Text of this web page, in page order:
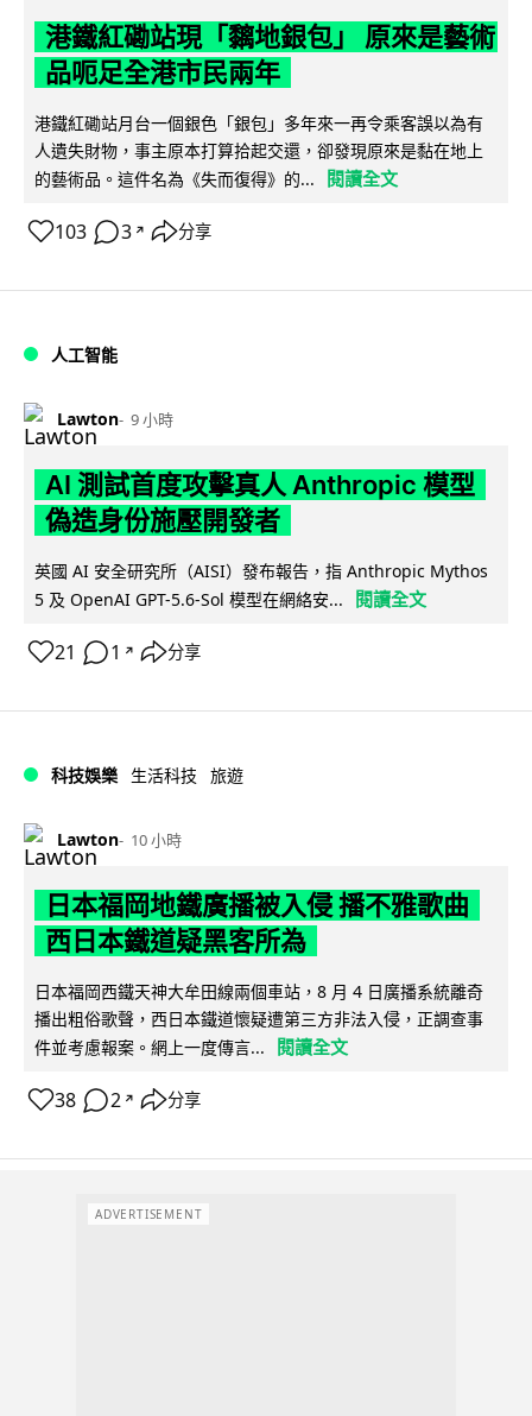
港鐵紅磡站現「黐地銀包」 原來是藝術
品呃足全港市民兩年
港鐵紅磡站月台一個銀色「銀包」多年來一再令乘客誤以為有
人遺失財物，事主原本打算拾起交還，卻發現原來是黏在地上
的藝術品。這件名為《失而復得》的...
閱讀全文
103 3 ↗ 分享
人工智能
Lawton 9 小時
AI 測試首度攻擊真人 Anthropic 模型
偽造身份施壓開發者
英國 AI 安全研究所（AISI）發布報告，指 Anthropic Mythos
5 及 OpenAI GPT-5.6-Sol 模型在網絡安...
閱讀全文
21 1 ↗ 分享
科技娛樂 生活科技 旅遊
Lawton 10 小時
日本福岡地鐵廣播被入侵 播不雅歌曲
西日本鐵道疑黑客所為
日本福岡西鐵天神大牟田線兩個車站，8 月 4 日廣播系統離奇
播出粗俗歌聲，西日本鐵道懷疑遭第三方非法入侵，正調查事
件並考慮報案。網上一度傳言...
閱讀全文
38 2 ↗ 分享
ADVERTISEMENT